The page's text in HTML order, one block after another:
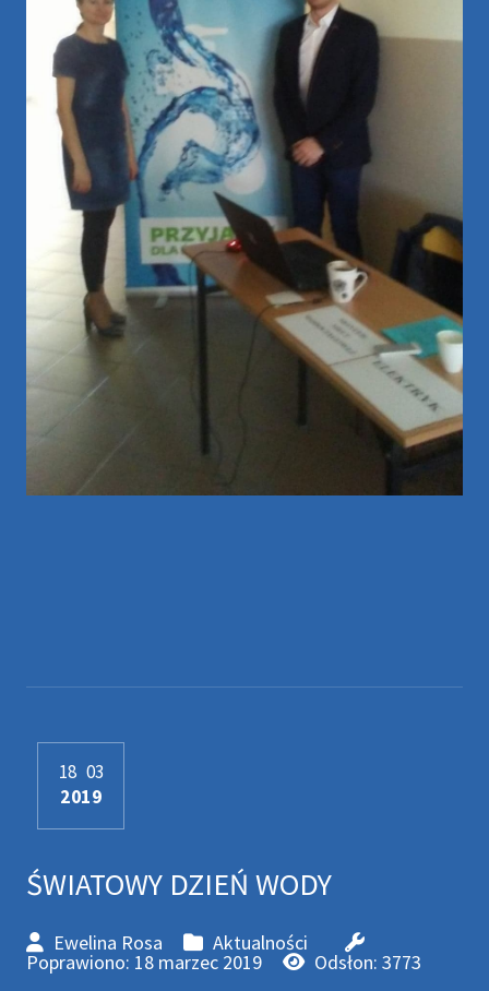
ŚWIATOWY DZIEŃ WODY
Ewelina Rosa Aktualności
18 03
2019
Poprawiono: 18 marzec 2019 Odsłon: 3773